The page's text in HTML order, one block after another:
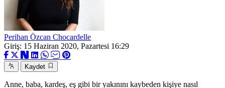
Perihan Özcan Chocardelle
Giriş: 15 Haziran 2020, Pazartesi 16:29
Kaydet
Anne, baba, kardeş, eş gibi bir yakınını kaybeden kişiye nasıl